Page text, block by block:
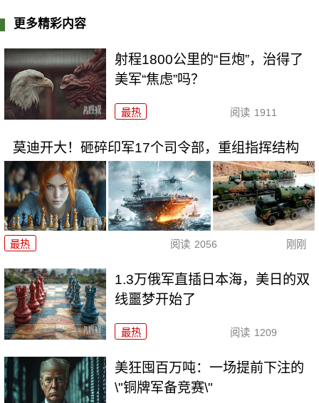
更多精彩内容
射程1800公里的“巨炮”，治得了
美军“焦虑”吗？
最热 阅读 1911
莫迪开大！砸碎印军17个司令部，重组指挥结构
最热 阅读 2056 刚刚
1.3万俄军直插日本海，美日的双
线噩梦开始了
最热 阅读 1209
美狂囤百万吨：一场提前下注的
\"铜牌军备竞赛\"